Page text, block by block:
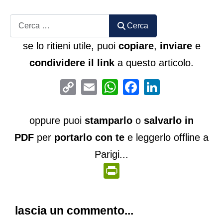
Cerca Cerca
se lo ritieni utile, puoi copiare, inviaree
condividere il link a questo articolo.
Copy
Link
Email WhatsAppFacebook
oppure puoi stamparlo o salvarlo in
PDF per portarlo con te e leggerlo offline a
Parigi...
lascia un commento...